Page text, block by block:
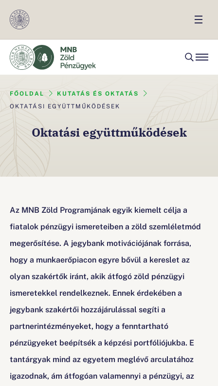
FŐOLDAL KUTATÁS ÉS OKTATÁS
OKTATÁSI EGYÜTTMŰKÖDÉSEK
Oktatási együttműködések
Az MNB Zöld Programjának egyik kiemelt célja a
fiatalok pénzügyi ismereteiben a zöld szemléletmód
megerősítése. A jegybank motivációjának forrása,
hogy a munkaerőpiacon egyre bővül a kereslet az
olyan szakértők iránt, akik átfogó zöld pénzügyi
ismeretekkel rendelkeznek. Ennek érdekében a
jegybank szakértői hozzájárulással segíti a
partnerintézményeket, hogy a fenntartható
pénzügyeket beépítsék a képzési portfóliójukba. E
tantárgyak mind az egyetem meglévő arculatához
igazodnak, ám átfogóan valamennyi a pénzügyi, az